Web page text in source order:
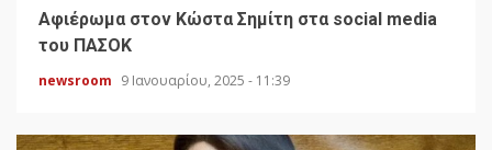
Αφιέρωμα στον Κώστα Σημίτη στα social media
του ΠΑΣΟΚ
newsroom 9 Ιανουαρίου, 2025 - 11:39